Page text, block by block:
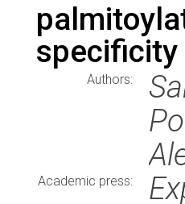
specificity
Authors:
Academic press: